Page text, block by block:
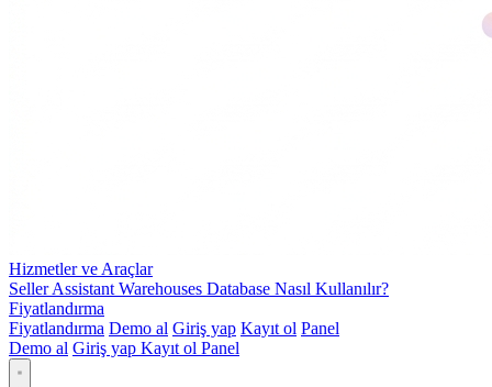
Hizmetler ve Araçlar
Seller Assistant Warehouses Database Nasıl Kullanılır?
Fiyatlandırma
Fiyatlandırma Demo al Giriş yap Kayıt ol Panel
Demo al Giriş yap Kayıt ol Panel